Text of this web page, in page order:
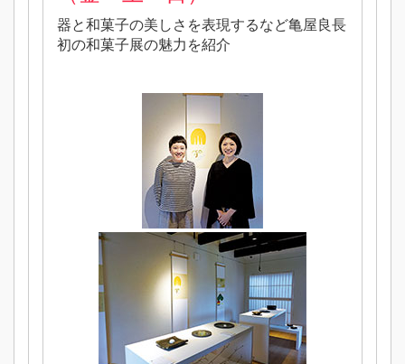
器と和菓子の美しさを表現するなど亀屋良長
初の和菓子展の魅力を紹介